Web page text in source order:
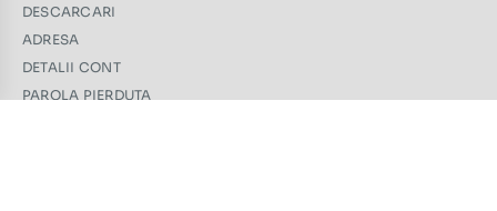
DESCARCARI
ADRESA
DETALII CONT
PAROLA PIERDUTA